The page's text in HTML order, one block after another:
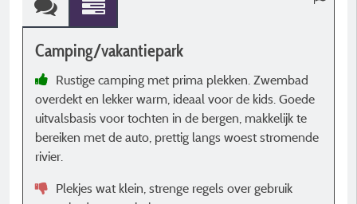
Camping/vakantiepark
Rustige camping met prima plekken. Zwembad
overdekt en lekker warm, ideaal voor de kids. Goede
uitvalsbasis voor tochten in de bergen, makkelijk te
bereiken met de auto, prettig langs woest stromende
rivier.
Plekjes wat klein, strenge regels over gebruik